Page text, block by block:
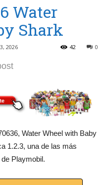
Water
Shark
2026 0
42
Water Wheel with Baby
1.2.3, una de las más
Playmobil.